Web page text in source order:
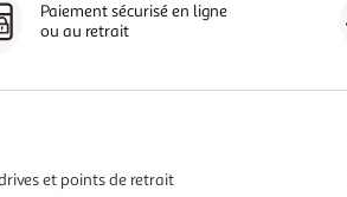
Paiement sécurisé en ligne
ou au retrait
et points de retrait